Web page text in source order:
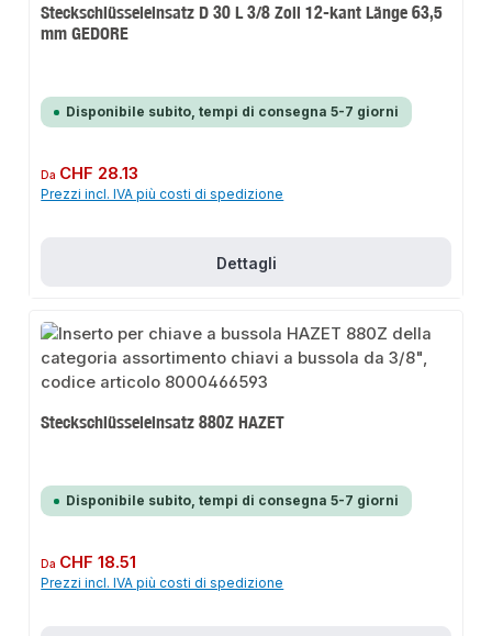
Steckschlüsseleinsatz D 30 L 3/8 Zoll 12-kant Länge 63,5
mm GEDORE
Disponibile subito, tempi di consegna 5-7 giorni
Prezzo normale:
Da CHF 28.13
Prezzi incl. IVA più costi di spedizione
Dettagli
Steckschlüsseleinsatz 880Z HAZET
Disponibile subito, tempi di consegna 5-7 giorni
Prezzo normale:
Da CHF 18.51
Prezzi incl. IVA più costi di spedizione